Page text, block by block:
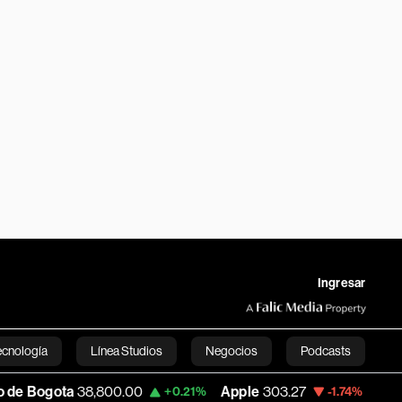
Ingresar
Línea Studios Negocios Podcasts
English+0.21% Apple 303.27 -1.74% USD COP